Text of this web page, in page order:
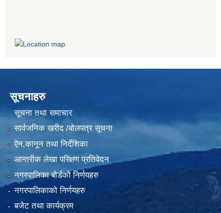
सूचनाहरु
सूचना तथा समाचार
सार्वजनिक खरीद /बोलपत्र सूचना
ऐन,कानून तथा निर्देशिका
आन्तरीक लेखा परिक्षण प्रतिवेदन
नगरपालिका बोर्डको निर्णयहरु
नगरपालिकाको निर्णयहरु
बजेट तथा कार्यक्रम